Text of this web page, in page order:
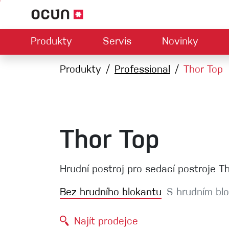
Produkty
Lezečky
Bouldermatky
Via ferrata
Smyčky
Helmy
Hardware
Servis
Mapa prodejců Kontaktujte nás Ke
Novinky
Climbing LAB
O nás
Produkty Professional Thor Top
Thor Top
Hrudní postroj pro sedací postroje
Bez hrudního blokantu S hrudním
Najít prodejce